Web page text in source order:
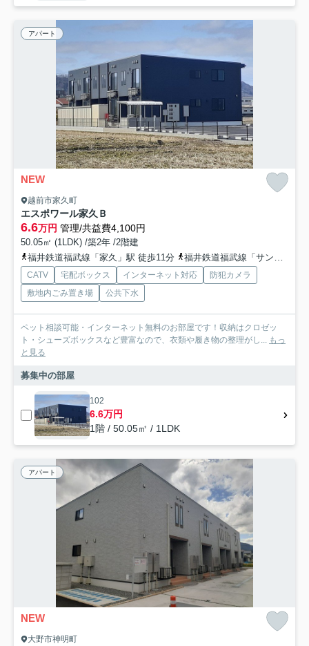
アパート
NEW
越前市家久町
エスポワール家久Ｂ
6.6万円 管理/共益費4,100円
50.05㎡ (1LDK) /築2年 /2階建
福井鉄道福武線「家久」駅 徒歩11分
福井鉄道福武線「サンドーム西」駅 徒歩25分
CATV 宅配ボックス インターネット対応
防犯カメラ
敷地内ごみ置き場
公共下水
ペット相談可能・インターネット無料のお部屋です！収納はクロゼッ
ト・シューズボックスなど豊富なので、衣類や履き物の整理がし... もっ
と見る
募集中の部屋
102
6.6万円
1階 / 50.05㎡ / 1LDK
アパート
NEW
大野市神明町